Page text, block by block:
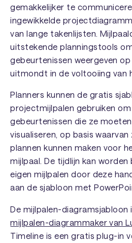
gemakkelijker te
ingewikkelde
van lange takenlijsten.
uitstekende planningstools
gebeurtenissen weergeven
uitmondt in de voltooiing van
Planners kunnen de gratis
projectmijlpalen gebruiken
gebeurtenissen die ze
visualiseren, op basis
plannen kunnen maken voor
mijlpaal. De tijdlijn kan
eigen mijlpalen door deze
aan de sjabloon met
De mijlpalen-
mijlpalen-diagrammaker van
Timeline is een gratis plug-in